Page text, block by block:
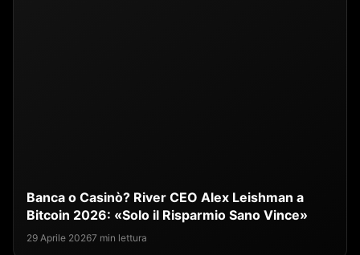
Banca o Casinò? River CEO Alex Leishman a
Bitcoin 2026: «Solo il Risparmio Sano Vince»
29 Aprile 20267 min lettura